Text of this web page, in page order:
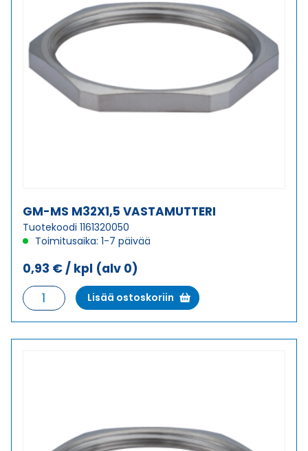
GM-MS M32X1,5 VASTAMUTTERI
Tuotekoodi 1161320050
Toimitusaika: 1-7 päivää
0,93 € / kpl (alv 0)
GM-
MS
M32X1,5
Lisää ostoskoriin